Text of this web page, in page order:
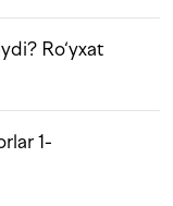
Ro‘yxat
1-